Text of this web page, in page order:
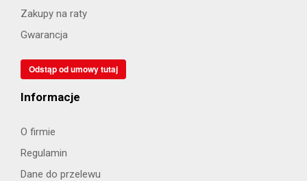
Zakupy na raty
Gwarancja
Odstąp od umowy tutaj
Informacje
O firmie
Regulamin
Dane do przelewu